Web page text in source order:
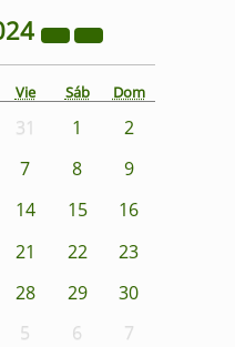
Vie Sáb Dom
31 1
2
7 8
9
14 15
16
21 22
23
28 29
30
5 6 7